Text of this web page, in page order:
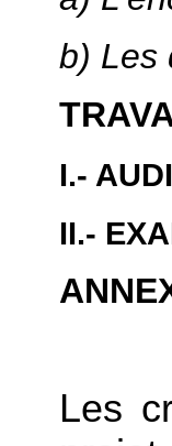
b) Les
I.-
II.-
Les